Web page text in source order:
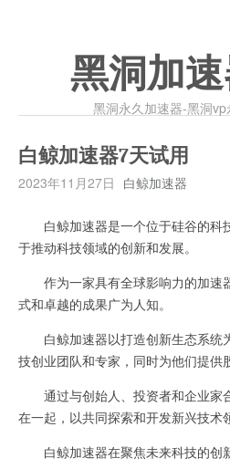
黑洞加
黑洞永久加速器-黑洞
白鲸加速器7天试用
2023年11月27日 白鲸加速器
白鲸加速器是一个位于硅谷的科
于推动科技领域的创新和发展。
作为一家具有全球影响力的加速
式和卓越的成果广为人知。
白鲸加速器以打造创新生态系统
技创业团队和专家，同时为他们提供
通过与创始人、投资者和企业家
在一起，以共同探索和开发新兴技术
白鲸加速器在聚焦未来科技的创新